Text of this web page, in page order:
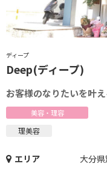
ディープ
Deep(ディープ)
お客様のなりたいを叶
美容・理容
理美容
エリア
大分